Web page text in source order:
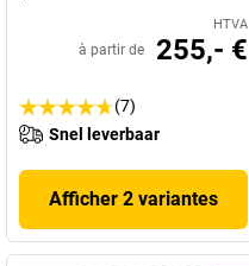
HTVA
à partir de 255,- €
(7)
Snel leverbaar
Afficher 2 variantes